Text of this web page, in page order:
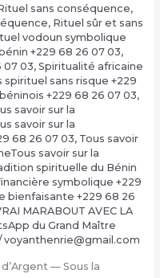
sans conséquence,
, Rituel sûr et sans
vodoun symbolique
+229 68 26 07 03,
07 03, Spiritualité africaine
spirituel sans risque +229
+229 68 26 07 03,
savoir sur la
savoir sur la
68 26 07 03, Tous savoir
savoir sur la
spirituelle du Bénin
symbolique +229
bienfaisante +229 68 26
MARABOUT AVEC LA
du Grand Maître
voyanthenrie@gmail.com
— Sous la